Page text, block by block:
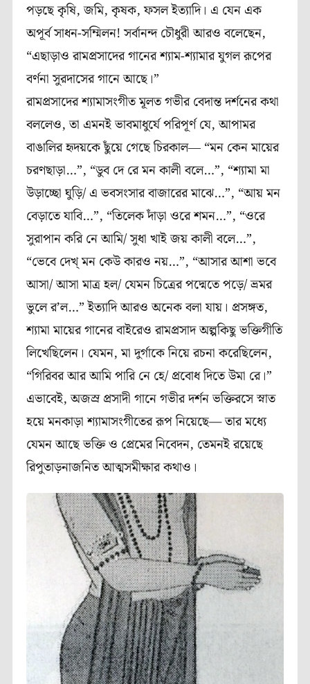
পড়ছে কৃষি, জমি, কৃষক, ফসল ইত‍্যাদি। এ যেন এক
অপূর্ব সাধন-সম্মিলন! সর্বানন্দ চৌধুরী আরও বলেছেন,
“এছাড়াও রামপ্রসাদের গানের শ‍্যাম-শ‍্যামার যুগল রূপের
বর্ণনা সুরদাসের গানে আছে।”
রামপ্রসাদের শ‍্যামাসংগীত মূলত গভীর বেদান্ত দর্শনের কথা
বললেও, তা এমনই ভাবমাধুর্যে পরিপূর্ণ যে, আপামর
বাঙালির হৃদয়কে ছুঁয়ে গেছে চিরকাল― “মন কেন মায়ের
চরণছাড়া…”, “ডুব দে রে মন কালী বলে…”, “শ‍্যামা মা
উড়াচ্ছো ঘুড়ি/ এ ভবসংসার বাজারের মাঝে…”, “আয় মন
বেড়াতে যাবি…”, “তিলেক দাঁড়া ওরে শমন…”, “ওরে
সুরাপান করি নে আমি/ সুধা খাই জয় কালী বলে…”,
“ভেবে দেখ্ মন কেউ কারও নয়…”, “আসার আশা ভবে
আসা/ আসা মাত্র হল/ যেমন চিত্রের পদ্মেতে পড়ে/ ভ্রমর
ভুলে র’ল…” ইত‍্যাদি আরও অনেক বলা যায়। প্রসঙ্গত,
শ‍্যামা মায়ের গানের বাইরেও রামপ্রসাদ অল্পকিছু ভক্তিগীতি
লিখেছিলেন। যেমন, মা দুর্গাকে নিয়ে রচনা করেছিলেন,
“গিরিবর আর আমি পারি নে হে/ প্রবোধ দিতে উমা রে।”
এভাবেই, অজস্র প্রসাদী গানে গভীর দর্শন ভক্তিরসে স্নাত
হয়ে মনকাড়া শ‍্যামাসংগীতের রূপ নিয়েছে— তার মধ্যে
যেমন আছে ভক্তি ও প্রেমের নিবেদন, তেমনই রয়েছে
রিপুতাড়নাজনিত আত্মসমীক্ষার কথাও।